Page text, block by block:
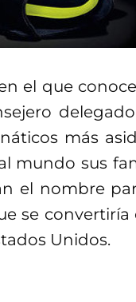
el que
más
mundo sus
el nombre
se
Unidos.